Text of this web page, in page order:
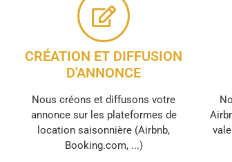
CRÉATION ET DIFFUSION
D'ANNONCE
Nous créons et diffusons votre
annonce sur les plateformes de
location saisonnière (Airbnb,
Booking.com, ...)